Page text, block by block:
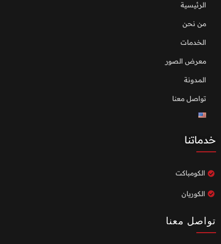
الرئيسية
من نحن
الخدمات
معرض الصور
المدونة
تواصل معنا
خدماتنا
الكومباكت
الكوريان
تواصل معنا